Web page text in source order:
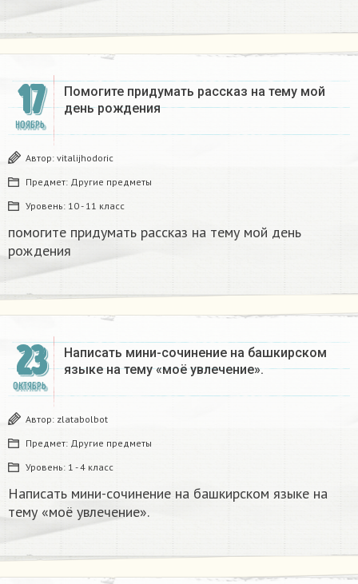
17
НОЯБРЬ
Помогите придумать рассказ на тему мой
день рождения
Автор: vitalijhodoric
Предмет: Другие предметы
Уровень: 10 - 11 класс
помогите придумать рассказ на тему мой день
рождения
23
ОКТЯБРЬ
Написать мини-сочинение на башкирском
языке на тему «моё увлечение».
Автор: zlatabolbot
Предмет: Другие предметы
Уровень: 1 - 4 класс
Написать мини-сочинение на башкирском языке на
тему «моё увлечение».